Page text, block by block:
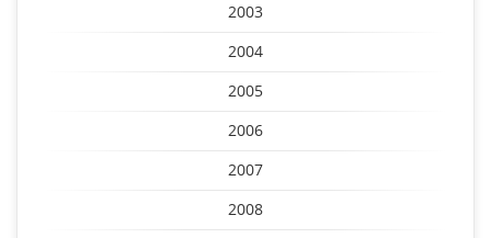
2003
2004
2005
2006
2007
2008